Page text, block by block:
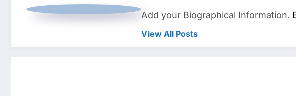
Add your Biographical Information.
View All Posts